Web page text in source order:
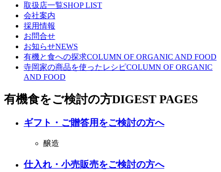
取扱店一覧SHOP LIST
会社案内
採用情報
お問合せ
お知らせNEWS
有機と食への探求COLUMN OF ORGANIC AND FOOD
寺岡家の商品を使ったレシピCOLUMN OF ORGANIC
AND FOOD
有機食をご検討の方DIGEST PAGES
ギフト・ご贈答用をご検討の方へ
醸造
仕入れ・小売販売をご検討の方へ